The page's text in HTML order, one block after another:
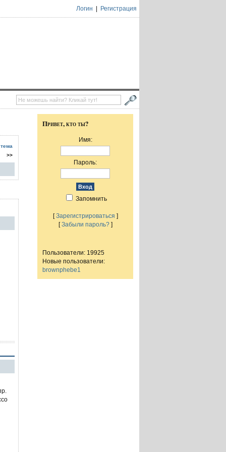
Логин Регистрация
>>
Привет, кто ты?
Имя:
Пароль:
Запомнить
[Зарегистрироваться ]
[Забыли пароль?]
Пользователи: 19925
Новые пользователи:
brownphebe1